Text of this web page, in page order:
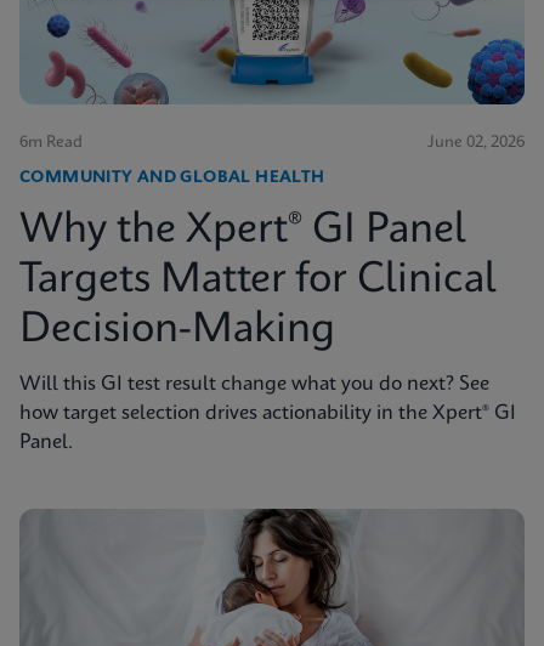
6m Read June 02, 2026
COMMUNITY AND GLOBAL HEALTH
Why the Xpert® GI Panel
Targets Matter for Clinical
Decision-Making
Will this GI test result change what you do next? See
how target selection drives actionability in the Xpert® GI
Panel.